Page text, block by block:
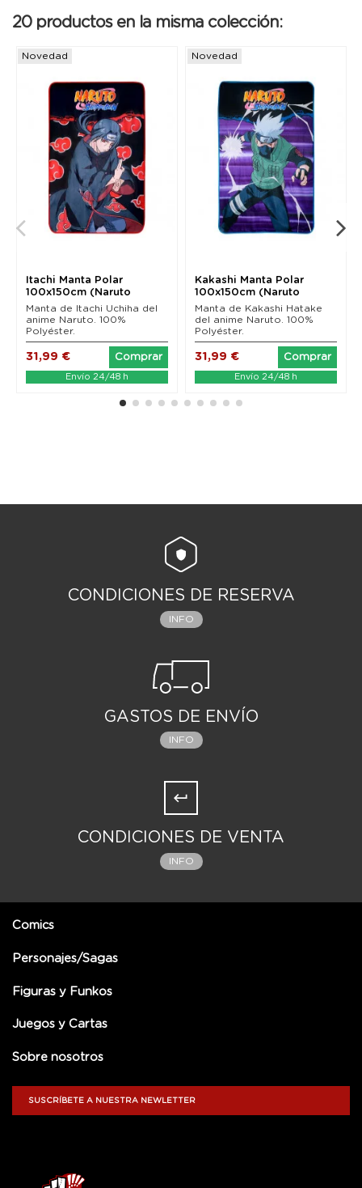
20 productos en la misma colección:
Novedad
Itachi Manta Polar
100x150cm (Naruto
Shippuden)
Manta de Itachi Uchiha del
anime Naruto. 100%
Polyéster.
31,99 € Comprar
Envío 24/48 h
Novedad
Kakashi Manta Polar
100x150cm (Naruto
Shippuden)
Manta de Kakashi Hatake
del anime Naruto. 100%
Polyéster.
31,99 € Comprar
Envío 24/48 h
CONDICIONES DE RESERVA
INFO
GASTOS DE ENVÍO
INFO
CONDICIONES DE VENTA
INFO
Comics
Personajes/Sagas
Figuras y Funkos
Juegos y Cartas
Sobre nosotros
SUSCRÍBETE A NUESTRA NEWLETTER